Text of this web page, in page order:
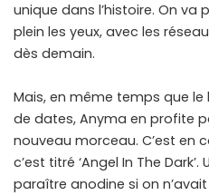
unique dans l’histoire. On
plein les yeux, avec les
dès demain.
Mais, en même temps que
de dates, Anyma en profite
nouveau morceau. C’est en
c’est titré ‘Angel In The
paraître anodine si on